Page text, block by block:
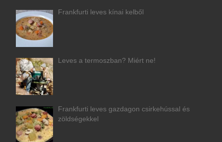
Frankfurti leves kínai kelből
Leves a termoszban? Miért ne!
Frankfurti leves gazdagon csirkehússal és
zöldségekkel